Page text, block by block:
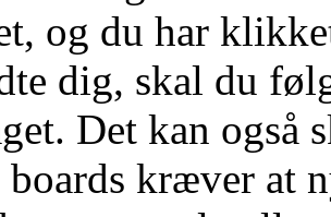
og du har
dig, skal du
Det kan også
kræver at